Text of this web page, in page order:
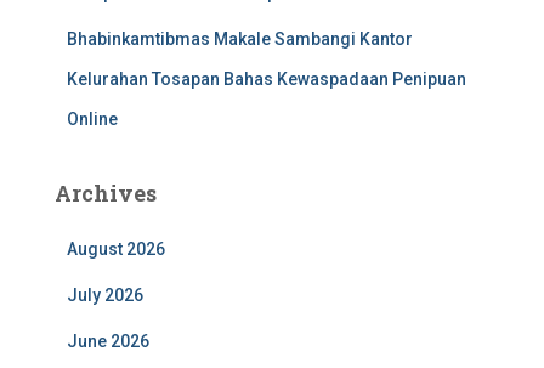
Bhabinkamtibmas Makale Sambangi Kantor
Kelurahan Tosapan Bahas Kewaspadaan Penipuan
Online
Archives
August 2026
July 2026
June 2026